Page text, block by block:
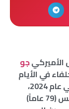
الأميركيجو
في الأيام
الأخيرة، بأنه يعتزم الترشح لإعادة انتخابه في عام 2024،
مبدداً قلق الديمقراطيين بشأن التزام الرئيس (79 عاماً)